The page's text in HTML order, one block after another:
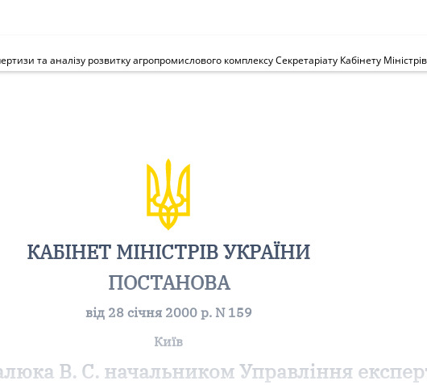
та аналізу розвитку агропромислового комплексу Секретаріату Кабінету
КАБІНЕТ МІНІСТРІВ УКРАЇНИ
ПОСТАНОВА
від 28 січня 2000 р. N 159
Київ
В. С. начальником Управління